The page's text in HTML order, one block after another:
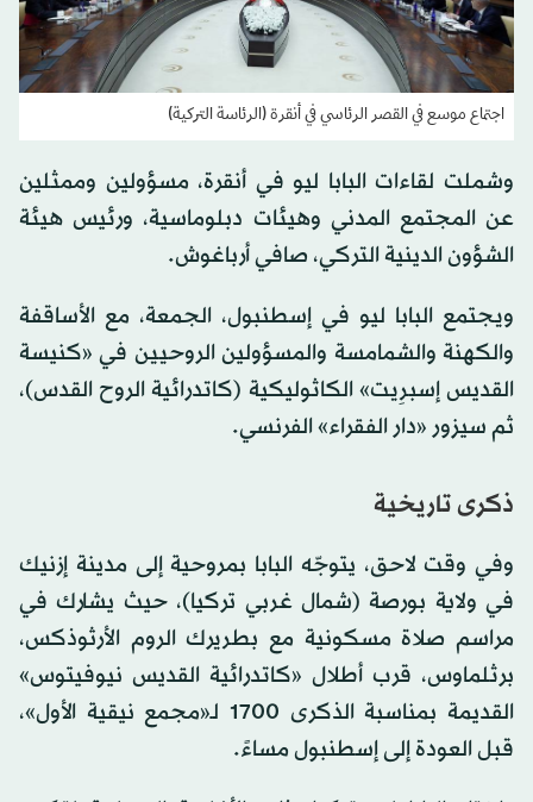
اجتماع موسع في القصر الرئاسي في أنقرة (الرئاسة التركية)
وشملت لقاءات البابا ليو في أنقرة، مسؤولين وممثلين
عن المجتمع المدني وهيئات دبلوماسية، ورئيس هيئة
الشؤون الدينية التركي، صافي أرباغوش.
ويجتمع البابا ليو في إسطنبول، الجمعة، مع الأساقفة
والكهنة والشمامسة والمسؤولين الروحيين في «كنيسة
القديس إسبرِيت» الكاثوليكية (كاتدرائية الروح القدس)،
ثم سيزور «دار الفقراء» الفرنسي.
ذكرى تاريخية
وفي وقت لاحق، يتوجّه البابا بمروحية إلى مدينة إزنيك
في ولاية بورصة (شمال غربي تركيا)، حيث يشارك في
مراسم صلاة مسكونية مع بطريرك الروم الأرثوذكس،
برثلماوس، قرب أطلال «كاتدرائية القديس نيوفيتوس»
القديمة بمناسبة الذكرى 1700 لـ«مجمع نيقية الأول»،
قبل العودة إلى إسطنبول مساءً.